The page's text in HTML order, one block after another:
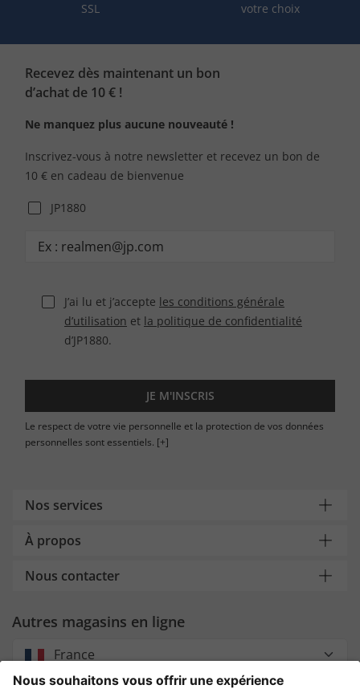
SSL
votre choix
Recevez dès maintenant un bon
d’achat de 10 € !
Ne manquez plus aucune nouveauté !
Inscrivez-vous à notre newsletter et recevez un bon de
10 € en cadeau de bienvenue
JP1880
J’ai lu et j’accepte les conditions générale
d’utilisation et la politique de confidentialité
d’JP1880.
JE M'INSCRIS
Le respect de votre vie personnelle et la protection de vos données
personnelles sont essentiels. [+]
Nos services
À propos
Nous contacter
Autres magasins en ligne
France